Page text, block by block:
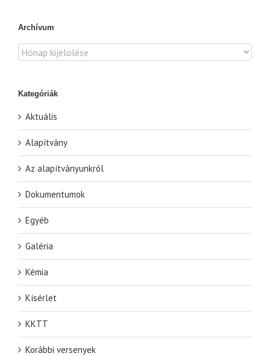
Archívum
Archívum
Kategóriák
Aktuális
Alapítvány
Az alapítványunkról
Dokumentumok
Egyéb
Galéria
Kémia
Kísérlet
KKTT
Korábbi versenyek